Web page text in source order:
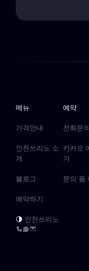
인천쓰리노
메뉴
가격안내
인천쓰리노 소
개
블로그
예약하기
예약
전화문의
카카오
기
문의 폼